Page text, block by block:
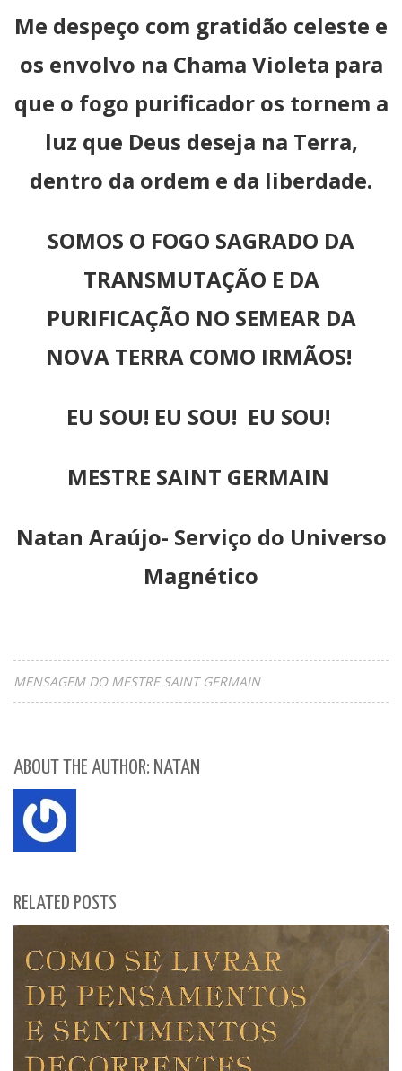
Me despeço com gratidão celeste e
os envolvo na Chama Violeta para
que o fogo purificador os tornem a
luz que Deus deseja na Terra,
dentro da ordem e da liberdade.
SOMOS O FOGO SAGRADO DA
TRANSMUTAÇÃO E DA
PURIFICAÇÃO NO SEMEAR DA
NOVA TERRA COMO IRMÃOS!
EU SOU! EU SOU! EU SOU!
MESTRE SAINT GERMAIN
Natan Araújo- Serviço do Universo
Magnético
MENSAGEM DO MESTRE SAINT GERMAIN
ABOUT THE AUTHOR: NATAN
RELATED POSTS